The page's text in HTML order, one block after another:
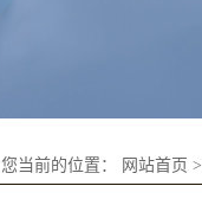
您当前的位置： 网站首页 >